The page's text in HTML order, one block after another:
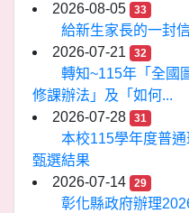
2026-08-05
33
給新生家長的一封
2026-07-21
32
轉知~115年「全國
修課辦法」及「如何...
2026-07-28
31
本校115學年度普
甄選結果
2026-07-14
29
彰化縣政府辦理